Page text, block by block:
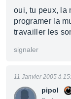
oui, tu peux, la
programer la
travailler les
signaler
pipol
11 Janvier 2005 à